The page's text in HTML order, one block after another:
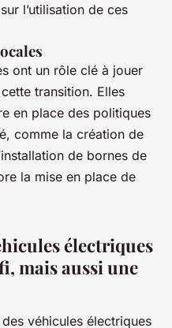
l’utilisation de ces
ont un rôle clé à jouer
transition. Elles
en place des politiques
comme la création de
de bornes de
la mise en place de
électriques
mais aussi une
véhicules électriques